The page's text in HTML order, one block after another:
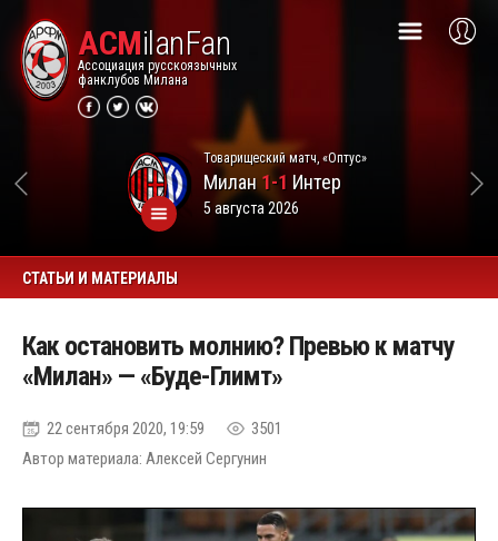
ACMilanFan
Ассоциация русскоязычных
фанклубов Милана
Товарищеский матч, «Оптус»
Милан1-1 Интер
5 августа 2026
СТАТЬИ И МАТЕРИАЛЫ
Как остановить молнию? Превью к матчу
«Милан» — «Буде-Глимт»
22 сентября 2020, 19:59
3501
Автор материала: Алексей Сергунин